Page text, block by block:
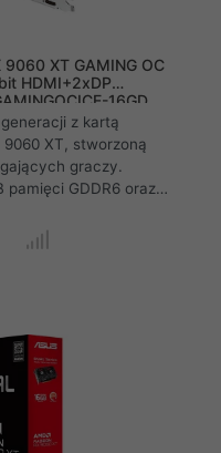
9060 XT GAMING OC
HDMI+2xDP
16GD
z kartą
XT, stworzoną
graczy.
pamięci GDDR6 oraz
wentylatorami
stabilność i
futurystycznego
z bezkompromisową
AM5.